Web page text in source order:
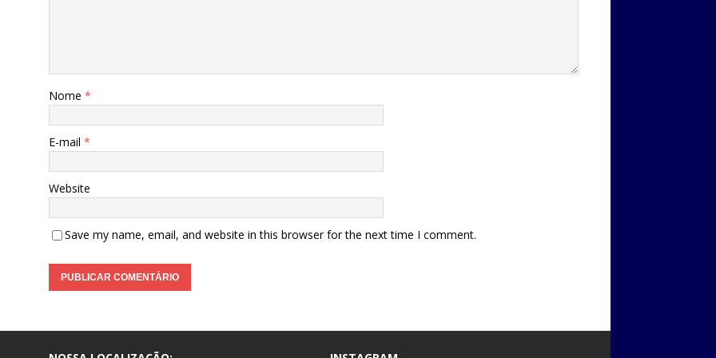
Nome *
E-mail *
Website
Save my name, email, and website in this browser for the next time I comment.